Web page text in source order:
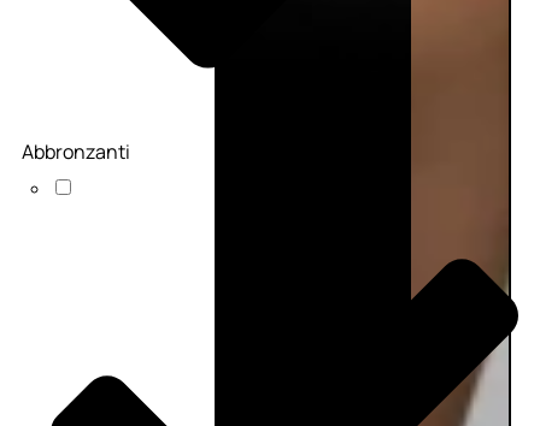
Abbronzanti